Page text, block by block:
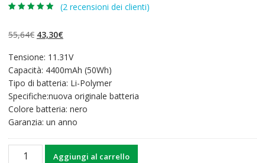
base di
recensioni
(2 recensioni dei clienti)
55,64€ Il
originale
era:
55,64€.
43,30€Il
attuale
è:
43,30€.
Tensione: 11.31V
Capacità: 4400mAh (50Wh)
Tipo di batteria: Li-Polymer
Specifiche:nuova originale batteria
Colore batteria: nero
Garanzia: un anno
Batteria
Aggiungi al carrello